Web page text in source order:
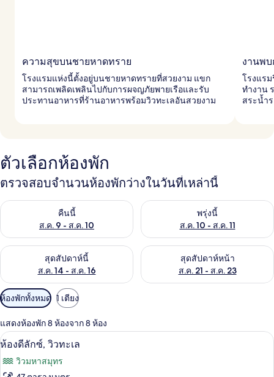
ความสุขบนชายหาดทราย
โรงแรมแห่งนี้ตั้งอยู่บนชายหาดทรายที่สวยงาม แขก
สามารถเพลิดเพลินไปกับการผจญภัยพายเรือและรับ
ประทานอาหารที่ร้านอาหารพร้อมวิวทะเลอันสวยงาม
งานพ
โรงแร
ทำงาน
สระน้ำ
ตัวเลือกห้องพัก
ตรวจสอบจำนวนห้องพักว่างในวันที่เหล่านี้
คืนนี้
ส.ค. 9 - ส.ค. 10
ตรวจสอบจำนวนห้องพักว่างในคืนนี้ ส.ค. 9 - ส.ค. 10
พรุ่งนี้
ส.ค. 10 - ส.ค. 11
ตรวจสอบจำนวนห้องพักว่างใน
สุดสัปดาห์นี้
ส.ค. 14 - ส.ค. 16
ตรวจสอบจำนวนห้องพักว่างในสุดสัปดาห์นี้ ส.ค. 14 - ส.ค. 16
สุดสัปดาห์หน้า
ส.ค. 21 - ส.ค. 23
ตรวจสอบจำนวนห้องพักว่างใน
ตัว
กรอง
ที่
มี
ให้
สำหรับ
ห้องพักทั้งหมด 1 เตียง
แสดงห้องพัก 8 ห้องจาก 8 ห้อง
เปิด
ภาพถ่าย
ห้องดีลักซ์, วิวทะเล | เครื่องนอนระดั
5
ห้องดีลักซ์, วิวทะเล
วิวมหาสมุทร